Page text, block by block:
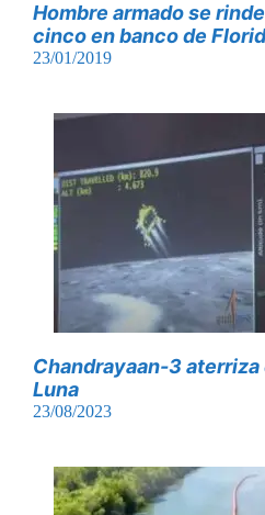
Hombre armado se
cinco en banco de
23/01/2019
Chandrayaan-3
Luna
23/08/2023